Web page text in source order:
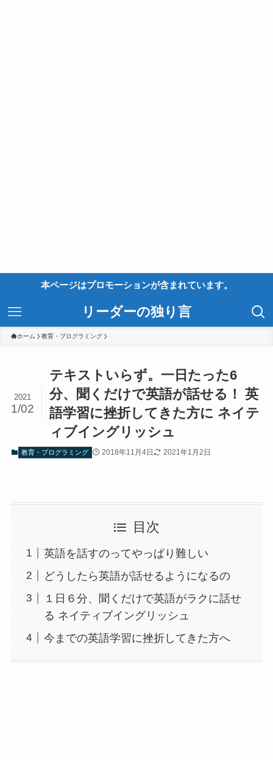
本ページはプロモーションが含まれています。
リーダーの独り言
ホーム 教育・プログラミング
テキストいらず。一日たった6
分、聞くだけで英語が話せる！ 英
語学習に挫折してきた方に ネイテ
ィブイングリッシュ
2021
1/02
教育・プログラミング 2018年11月4日 2021年1月2日
目次
英語を話すのってやっぱり難しい
どうしたら英語が話せるようになるの
１日６分、聞くだけで英語がラクに話せ
る ネイティブイングリッシュ
今までの英語学習に挫折してきた方へ